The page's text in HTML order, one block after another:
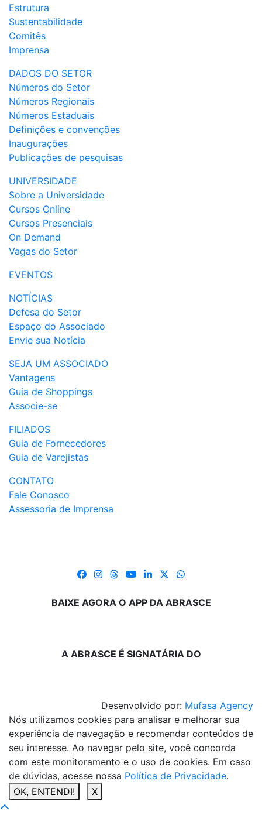
Estrutura
Sustentabilidade
Comitês
Imprensa
DADOS DO SETOR
Números do Setor
Números Regionais
Números Estaduais
Definições e convenções
Inaugurações
Publicações de pesquisas
UNIVERSIDADE
Sobre a Universidade
Cursos Online
Cursos Presenciais
On Demand
Vagas do Setor
EVENTOS
NOTÍCIAS
Defesa do Setor
Espaço do Associado
Envie sua Notícia
SEJA UM ASSOCIADO
Vantagens
Guia de Shoppings
Associe-se
FILIADOS
Guia de Fornecedores
Guia de Varejistas
CONTATO
Fale Conosco
Assessoria de Imprensa
BAIXE AGORA O APP DA ABRASCE
A ABRASCE É SIGNATÁRIA DO
Desenvolvido por: Mufasa Agency
Nós utilizamos cookies para analisar e melhorar sua
experiência de navegação e recomendar conteúdos de
seu interesse. Ao navegar pelo site, você concorda
com este monitoramento e o uso de cookies. Em caso
de dúvidas, acesse nossa Política de Privacidade.
OK, ENTENDI!
X